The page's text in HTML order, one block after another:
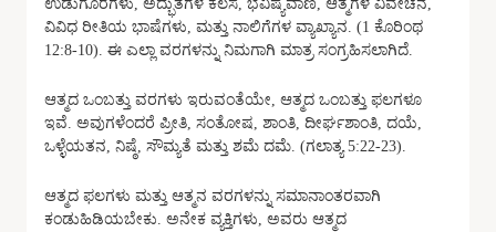
ಉಡುಗೊರೆಗಳು, ಅದ್ಭುತಗಳ ಕೆಲಸ, ಭವಿಷ್ಯವಾಣಿ, ಆತ್ಮಗಳ ವಿವೇಚನೆ,
ವಿವಿಧ ರೀತಿಯ ಭಾಷೆಗಳು, ಮತ್ತು ನಾಲಿಗೆಗಳ ವ್ಯಾಖ್ಯಾನ. (1 ಕೊರಿಂಥ
12:8-10). ಈ ಎಲ್ಲಾ ವರಗಳನ್ನು ನಿಮಗಾಗಿ ಮಾತ್ರ ಸಂಗ್ರಹಿಸಲಾಗಿದೆ.
ಆತ್ಮದ ಒಂಬತ್ತು ವರಗಳು ಇರುವಂತೆಯೇ, ಆತ್ಮದ ಒಂಬತ್ತು ಫಲಗಳೂ
ಇವೆ. ಅವುಗಳೆಂದರೆ ಪ್ರೀತಿ, ಸಂತೋಷ, ಶಾಂತಿ, ದೀರ್ಘಶಾಂತಿ, ದಯೆ,
ಒಳ್ಳೆಯತನ, ನಿಷ್ಠೆ, ಸೌಮ್ಯತೆ ಮತ್ತು ಶಮೆ ದಮೆ. (ಗಲಾತ್ಯ 5:22-23).
ಆತ್ಮದ ಫಲಗಳು ಮತ್ತು ಆತ್ಮನ ವರಗಳನ್ನು ಸಮಾನಾಂತರವಾಗಿ
ಕಂಡುಹಿಡಿಯಬೇಕು. ಅನೇಕ ವ್ಯಕ್ತಿಗಳು, ಅವರು ಆತ್ಮದ